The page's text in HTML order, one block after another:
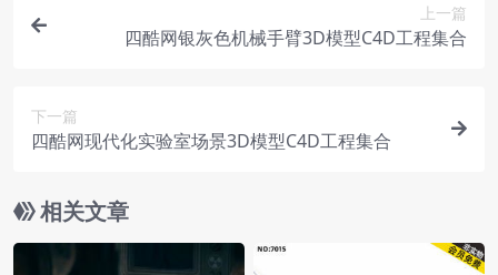
上一篇
四酷网银灰色机械手臂3D模型C4D工程集合
下一篇
四酷网现代化实验室场景3D模型C4D工程集合
相关文章